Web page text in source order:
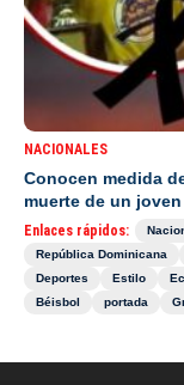
NACIONALES
Conocen medida
muerte de un
Enlaces rápidos:
República Dominicana
Deportes
Estilo
Béisbol
portada